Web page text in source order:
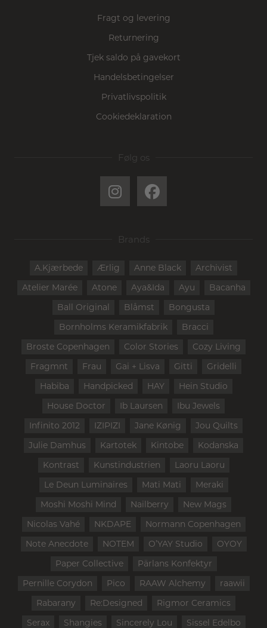
Fragt og levering
Returnering
Tjek saldo på gavekort
Handelsbetingelser
Privatlivspolitik
Cookiedeklaration
Følg os
Brands
A.Kjærbede Ærlig Anne Black
Archivist
Atelier Marée
Atone Aya&Ida Ayu
Bacanha
Ball Original
Blåmst
Bongusta
Bornholms Keramikfabrik
Bracci
Broste Copenhagen
Color Stories
Cozy Living
Fragmnt
Frau Gai + Lisva Gitti
Gridelli
Habiba
Handpicked HAY
Hein Studio
House Doctor
Ib Laursen
Ibu Jewels
Infinito 2012
IZIPIZI Jane Kønig
Jou Quilts
Julie Damhus
Kartotek Kintobe
Kodanska
Kontrast
Kunstindustrien
Laoru Laoru
Le Deun Luminaires
Mati Mati
Meraki
Moshi Moshi Mind
Nailberry
New Mags
Nicolas Vahé
NKDAPE
Normann Copenhagen
Note Anecdote
NOTEM O’YAY Studio
OYOY
Paper Collective
Pärlans Konfektyr
Pernille Corydon
Pico RAAW Alchemy
raawii
Rabarany
Re:Designed
Rigmor Ceramics
Serax
Shangies Sincerely Lou Sissel Edelbo